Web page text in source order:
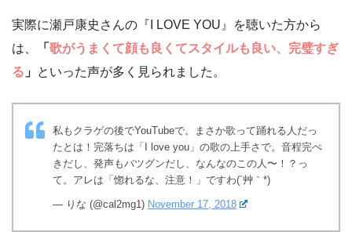
実際に瀬戸康史さんの『I LOVE YOU』を聴いた方から
は、
「 歌がうまくて顔も良くてスタイルも良い、完璧すぎ
る 」 といった声が多く見られました。
私もクラゲの後でYouTubeで。まさか歌って踊れる人だっ
たとは！完落ちは「I love you」の歌の上手さで。音程完ぺ
きだし、発声もバツグンだし、なんなのこの人〜！？っ
て。アレは「惚れるな、注意！」ですわ(´艸｀*)
— りな (@cal2mg1) November 17, 2018